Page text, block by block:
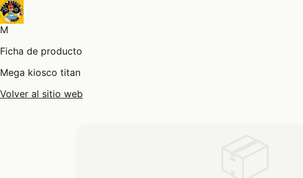
M
Ficha de producto
Mega kiosco titan
Volver al sitio web